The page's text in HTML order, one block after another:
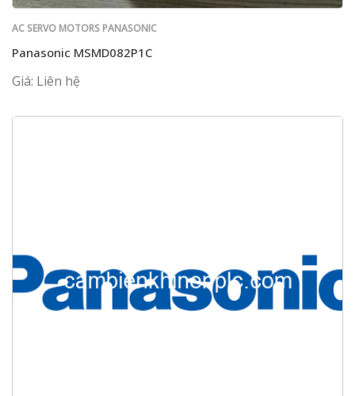
AC SERVO MOTORS PANASONIC
Panasonic MSMD082P1C
Giá: Liên hệ